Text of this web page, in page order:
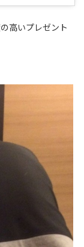
高いプレゼント